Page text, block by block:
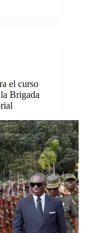
el curso
Brigada